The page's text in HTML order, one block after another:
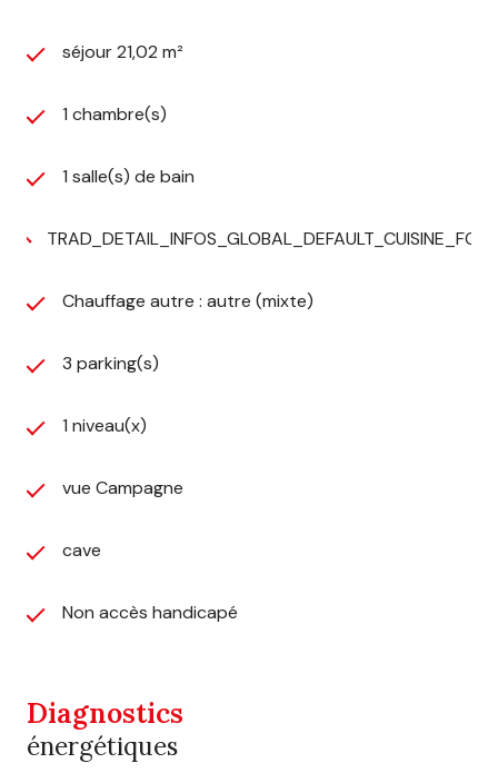
séjour 21,02 m²
1 chambre(s)
1 salle(s) de bain
Chauffage autre : autre (mixte)
3 parking(s)
1 niveau(x)
vue Campagne
cave
Non accès handicapé
Diagnostics
énergétiques